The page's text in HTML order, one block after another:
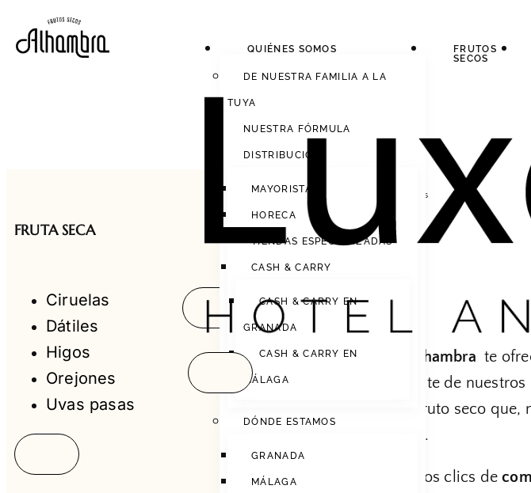
QUIÉNES SOMOS
DE NUESTRA FAMILIA A LA
TUYA
NUESTRA FÓRMULA
DISTRIBUCIÓN
MAYORISTAS
HORECA
TIENDAS ESPECIALIZADAS
CASH & CARRY
CASH & CARRY EN
GRANADA
CASH & CARRY EN
MÁLAGA
DÓNDE ESTAMOS
GRANADA
MÁLAGA
FRUTOS
SECOS
FRUTA SECA
Ciruelas
Dátiles
Higos
Orejones
Uvas pasas
Home Dátiles
EnFrutos Secos Alhambra te
traídos directamente de
en este exquisito fruto seco
para nuestra salud.
Estás a tan solo unos clics de